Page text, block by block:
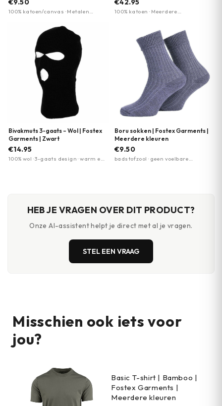
€9.50
100% katoen/canvas · Metalen
€42.95
100% katoen · Meerdere
Bivakmuts 3-gaats – Wol | Fostex
Garments | Zwart
€14.95
100% wol · 3-gaats design · warm en
Boru sokken | Fostex Garments |
Meerdere kleuren
€9.50
badstofzool · geen voelbare
HEB JE VRAGEN OVER DIT PRODUCT?
Onze AI-assistent helpt je direct met al je vragen.
STEL EEN VRAAG
Misschien ook iets voor
jou?
Basic T-shirt | Bamboo |
Fostex Garments |
Meerdere kleuren